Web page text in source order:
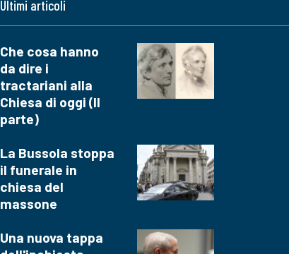
Ultimi articoli
Che cosa hanno
da dire i
tractariani alla
Chiesa di oggi (II
parte)
La Bussola stoppa
il funerale in
chiesa del
massone
Una nuova tappa